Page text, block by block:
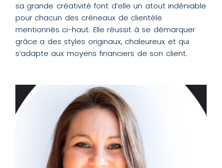
sa grande créativité font d’elle un atout indéniable
pour chacun des créneaux de clientèle
mentionnés ci-haut. Elle réussit à se démarquer
grâce a des styles originaux, chaleureux et qui
s’adapte aux moyens financiers de son client.